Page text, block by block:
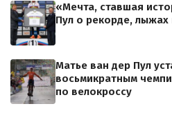
«Мечта, ставшая
Пул о рекорде,
Матье ван дер Пул
восьмикратным
по велокроссу